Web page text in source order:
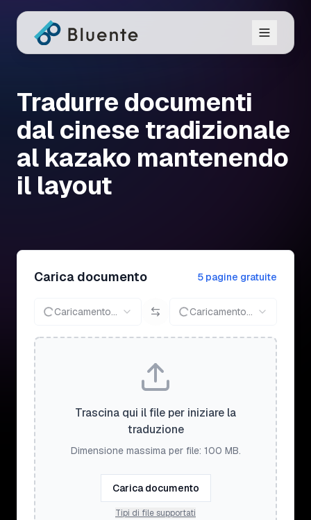
Tradurre documenti
dal cinese tradizionale
al kazako mantenendo
il layout
Carica documento 5 pagine gratuite
Caricamento... Caricamento...
Trascina qui il file per iniziare la
traduzione
Dimensione massima per file: 100 MB.
Carica documento
Tipi di file supportati